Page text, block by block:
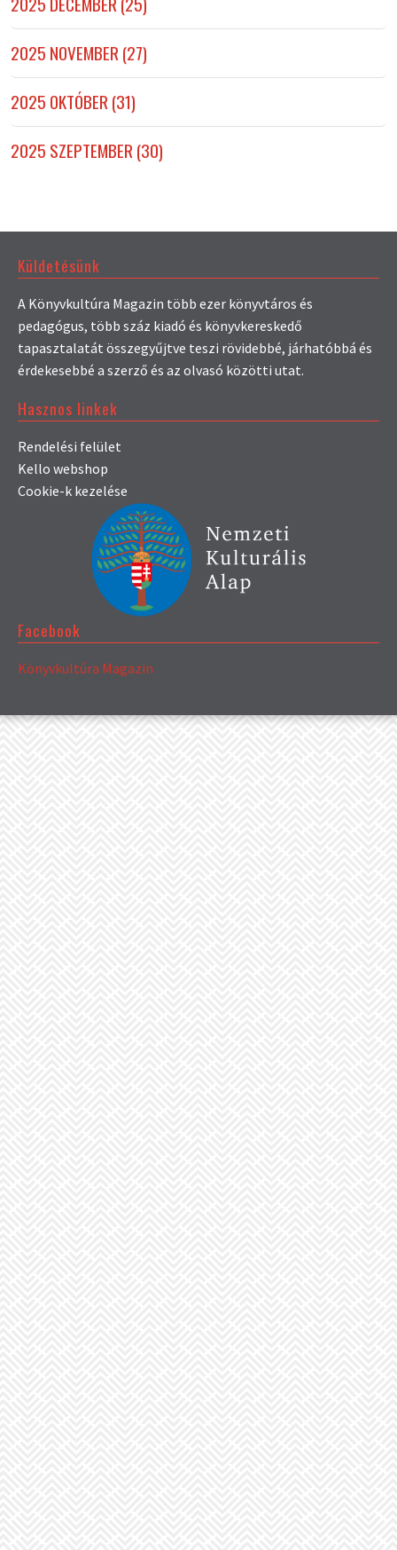
2025 NOVEMBER (27)
2025 OKTÓBER (31)
2025 SZEPTEMBER (30)
Küldetésünk
A Könyvkultúra Magazin több ezer könyvtáros és
pedagógus, több száz kiadó és könyvkereskedő
tapasztalatát összegyűjtve teszi rövidebbé, járhatóbbá és
érdekesebbé a szerző és az olvasó közötti utat.
Hasznos linkek
Rendelési felület
Kello webshop
Cookie-k kezelése
Facebook
Könyvkultúra Magazin